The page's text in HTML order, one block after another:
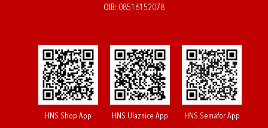
OIB: 08516152078
HNS Shop App HNS Ulaznice App HNS Semafor App